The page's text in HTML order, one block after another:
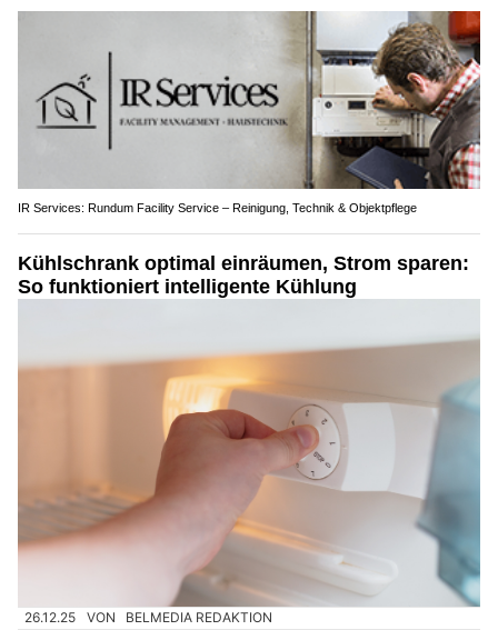
IR Services: Rundum Facility Service – Reinigung, Technik & Objektpflege
Kühlschrank optimal einräumen, Strom sparen:
So funktioniert intelligente Kühlung
26.12.25 VON BELMEDIA REDAKTION